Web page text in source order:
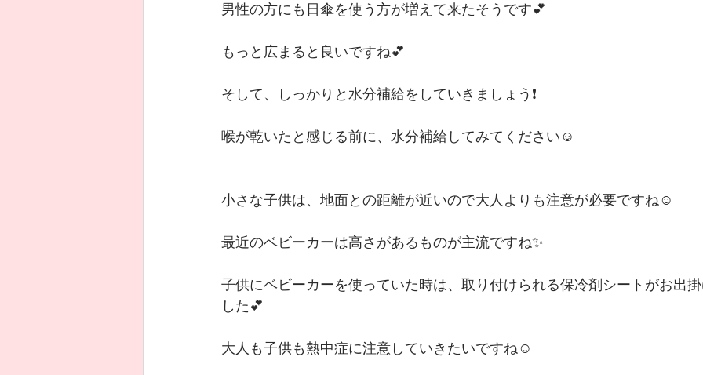
男性の方にも日傘を使う方が増えて来たそうです️💕
もっと広まると良いですね💕
そして、しっかりと水分補給をしていきましょう❗️
喉が乾いたと感じる前に、水分補給してみてください☺️
小さな子供は、地面との距離が近いので大人よりも注意が必要ですね☺️
最近のベビーカーは高さがあるものが主流ですね️✨
子供にベビーカーを使っていた時は、取り付けられる保冷剤シートがお出
した💕
大人も子供も熱中症に注意していきたいですね☺️